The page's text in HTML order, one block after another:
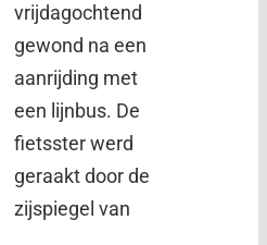
vrijdagochtend
gewond na een
aanrijding met
een lijnbus. De
fietsster werd
geraakt door de
zijspiegel van